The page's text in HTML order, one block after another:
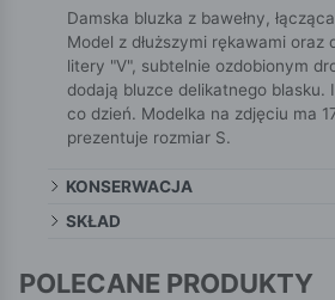
Damska bluzka z bawełny,
Model z dłuższymi rękawami oraz
litery "V", subtelnie ozdobionym
dodają bluzce delikatnego blasku.
co dzień. Modelka na zdjęciu ma
prezentuje rozmiar S.
KONSERWACJA
SKŁAD
POLECANE PRODUKTY